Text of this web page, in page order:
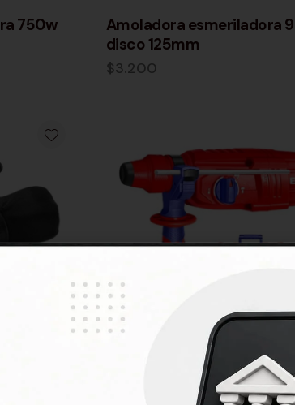
750w
Amoladora esmeriladora
disco 125mm
$3.200
Rotomartillo alimentación
eléctrica 800w